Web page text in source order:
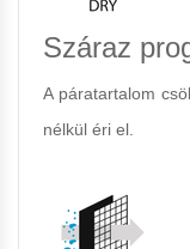
Száraz
A páratartalom
nélkül éri el.